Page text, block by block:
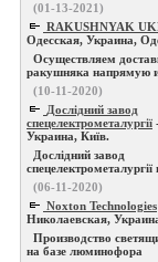
(01-13-2021)
RAKUSHNYAK
Одесская, Украина,
Осуществляем
ракушняка напрямую
(10-11-2020)
Дослідний завод
спецелектрометалургії
Украина, Київ.
Дослідний завод
(06-11-2020)
Noxton Technologies
Николаевская,
Производство
на базе люминофора